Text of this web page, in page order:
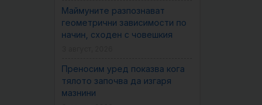
Маймуните разпознават
геометрични зависимости по
начин, сходен с човешкия
Преносим уред показва кога
тялото започва да изгаря
мазнини